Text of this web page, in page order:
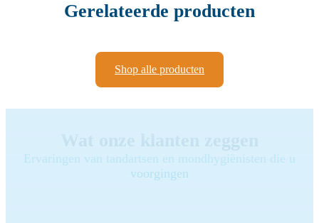
Gerelateerde producten
Shop alle producten
Ervaringen van tandartsen en mondhygiënisten die u
voorgingen